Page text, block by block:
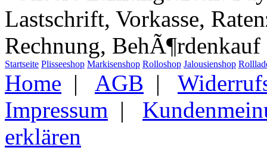
Startseite Plisseeshop Markisenshop Rolloshop Jalousienshop
Home | AGB |
Impressum |
erklären